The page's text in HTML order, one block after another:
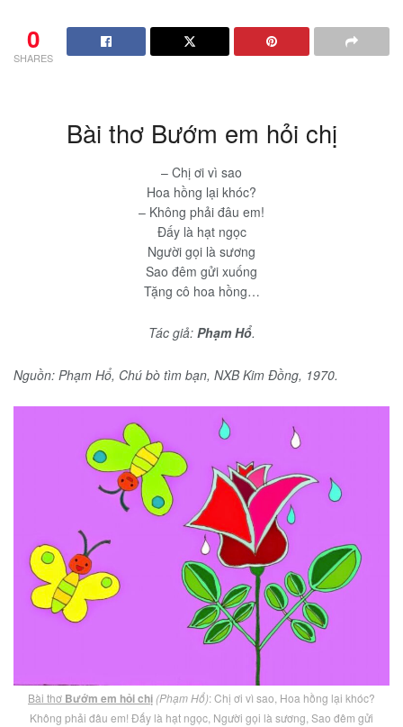
0
SHARES
Bài thơ Bướm em hỏi chị
– Chị ơi vì sao
Hoa hồng lại khóc?
– Không phải đâu em!
Đấy là hạt ngọc
Người gọi là sương
Sao đêm gửi xuống
Tặng cô hoa hồng…
Tác giả: Phạm Hổ.
Nguồn: Phạm Hổ, Chú bò tìm bạn, NXB Kim Đồng, 1970.
Bài thơ Bướm em hỏi chị (Phạm Hổ): Chị ơi vì sao, Hoa hồng lại khóc?
Không phải đâu em! Đấy là hạt ngọc, Người gọi là sương, Sao đêm gửi